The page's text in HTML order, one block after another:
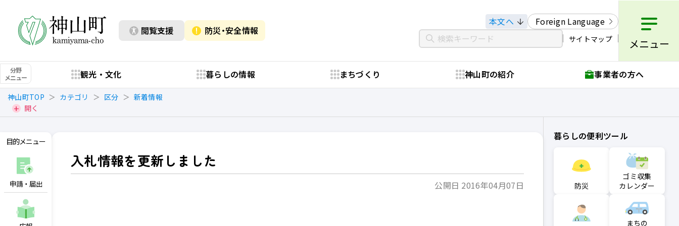
閲覧支援 防災・安全情報
本文へ Foreign Language
サイトマップ メニュー
分野
メニュー
観光・文化 暮らしの情報 まちづくり 神山町の紹介 事業者の方へ
神山町TOP カテゴリ 区分
新着情報
開く
目的メニュー
申請・届出
入札情報を更新しました
公開日 2016年04月07日
暮らしの便利ツール
防災
ゴミ収集
カレンダー
まちの